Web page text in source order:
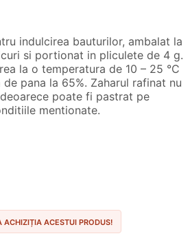
lei.
indulcirea bauturilor, ambalat la
si portionat in pliculete de 4 g.
la o temperatura de 10 – 25 °C
pana la 65%. Zaharul rafinat nu
poate fi pastrat pe
mentionate.
ACHIZIȚIA ACESTUI PRODUS!